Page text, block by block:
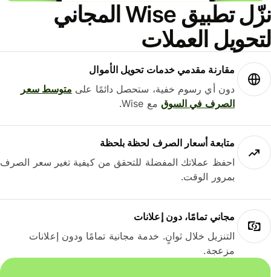
نزّل تطبيق Wise المجاني
العملات
مقارنة مقدمي خدمات تحويل الأموال
دون أي رسوم خفية، ستحصل دائمًا علىمتوسط ​​سعر
الصرف في السوقمع Wise.
متابعة أسعار الصرف لحظة بلحظة
احفظ عملاتك المفضلة للتحقق من كيفية تغير سعر الصرف
بمرور الوقت.
مجاني تمامًا، دون إعلانات
التنزيل خلال ثوانٍ. خدمة مجانية تمامًا ودون إعلانات
مزعجة.